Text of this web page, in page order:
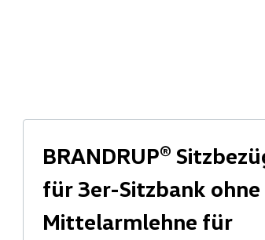
BRANDRUP®
für 3er-Sitzbank ohne
Mittelarmlehne für